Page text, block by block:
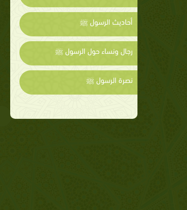
أحاديث الرسول ﷺ
رجال ونساء حول الرسول ﷺ
نصرة الرسول ﷺ